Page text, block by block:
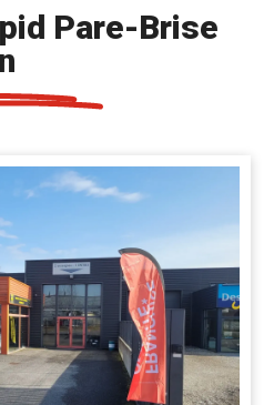
Pare-Brise